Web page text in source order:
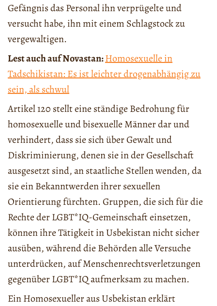
Gefängnis das Personal ihn verprügelte und
versucht habe, ihn mit einem Schlagstock zu
vergewaltigen.
Lest auch auf Novastan:Homosexuelle in
Tadschikistan: Es ist leichter drogenabhängig zu
sein, als schwul
Artikel 120 stellt eine ständige Bedrohung für
homosexuelle und bisexuelle Männer dar und
verhindert, dass sie sich über Gewalt und
Diskriminierung, denen sie in der Gesellschaft
ausgesetzt sind, an staatliche Stellen wenden, da
sie ein Bekanntwerden ihrer sexuellen
Orientierung fürchten. Gruppen, die sich für die
Rechte der LGBT*IQ-Gemeinschaft einsetzen,
können ihre Tätigkeit in Usbekistan nicht sicher
ausüben, während die Behörden alle Versuche
unterdrücken, auf Menschenrechtsverletzungen
gegenüber LGBT*IQ aufmerksam zu machen.
Ein Homosexueller aus Usbekistan erklärt